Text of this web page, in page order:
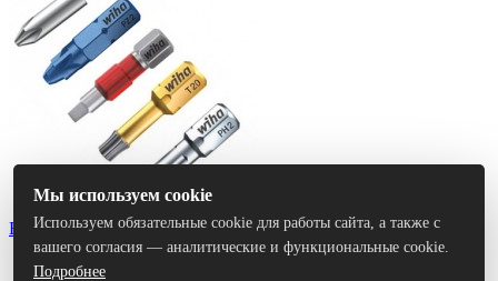
Биты
Мы используем cookie
Используем обязательные cookie для работы сайта, а также с
вашего согласия — аналитические и функциональные cookie.
Подробнее